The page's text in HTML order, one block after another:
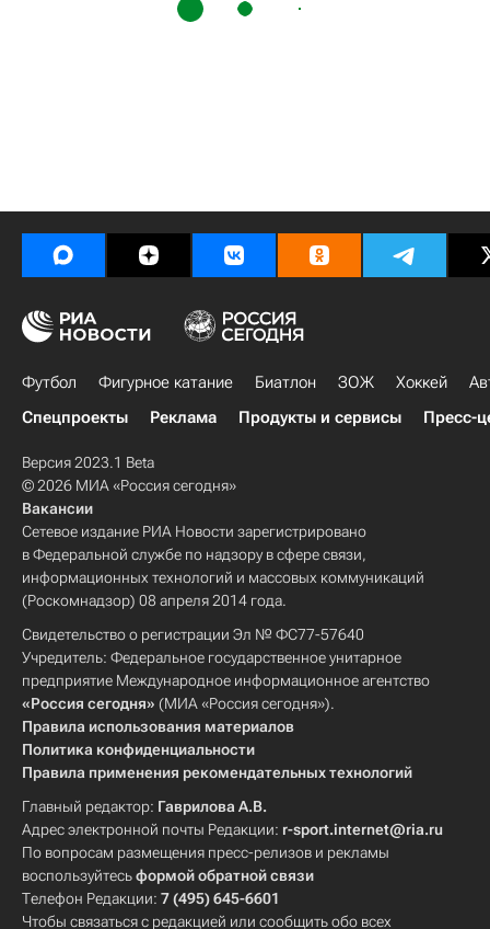
Футбол Фигурное катание Биатлон ЗОЖ Хоккей
Спецпроекты
Реклама Продукты и сервисы Пресс-
Версия 2023.1 Beta
© 2026 МИА «Россия сегодня»
Вакансии
Сетевое издание РИА Новости зарегистрировано
в Федеральной службе по надзору в сфере связи,
информационных технологий и массовых коммуникаций
(Роскомнадзор) 08 апреля 2014 года.
Свидетельство о регистрации Эл № ФС77-57640
Учредитель: Федеральное государственное унитарное
предприятие Международное информационное агентство
«Россия сегодня» (МИА «Россия сегодня»).
Правила использования материалов
Политика конфиденциальности
Правила применения рекомендательных технологий
Главный редактор: Гаврилова А.В.
Адрес электронной почты Редакции: r-sport.internet@ria.ru
По вопросам размещения пресс-релизов и рекламы
воспользуйтесьформой обратной связи
Телефон Редакции: 7 (495) 645-6601
Чтобы связаться с редакцией или сообщить обо всех